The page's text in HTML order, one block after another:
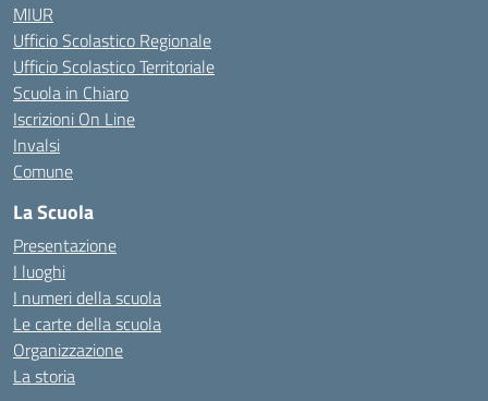
MIUR
Ufficio Scolastico Regionale
Ufficio Scolastico Territoriale
Scuola in Chiaro
Iscrizioni On Line
Invalsi
Comune
La Scuola
Presentazione
I luoghi
I numeri della scuola
Le carte della scuola
Organizzazione
La storia